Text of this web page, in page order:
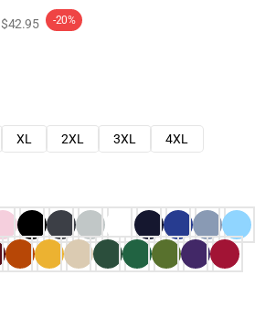
$42.95 -20%
XL 2XL 3XL
4XL